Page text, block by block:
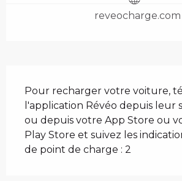
reveocharge.com
Pour recharger votre voiture,
l'application Révéo depuis leur
ou depuis votre App Store ou
Play Store et suivez les
de point de charge : 2